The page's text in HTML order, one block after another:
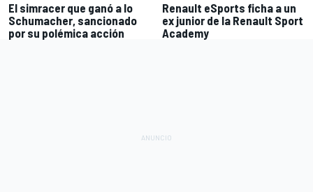
El simracer que ganó a lo
Schumacher, sancionado
por su polémica acción
Renault eSports ficha a un
ex junior de la Renault Sport
Academy